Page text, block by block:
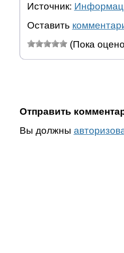
Источник:
Оставить
(Пока
Отправить
Вы должны